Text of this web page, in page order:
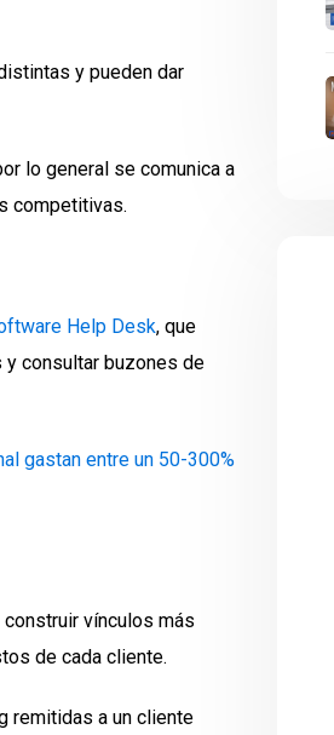
y pueden dar
lo general se comunica a
competitivas.
Help Desk, que
consultar buzones de
gastan entre un 50-300%
vínculos más
de cada cliente.
remitidas a un cliente